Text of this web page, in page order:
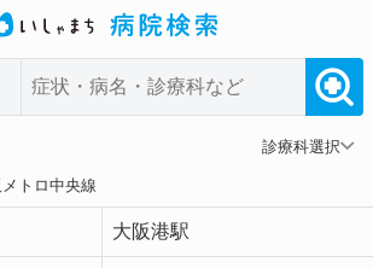
診療科選択
トロ中央線
大阪港駅